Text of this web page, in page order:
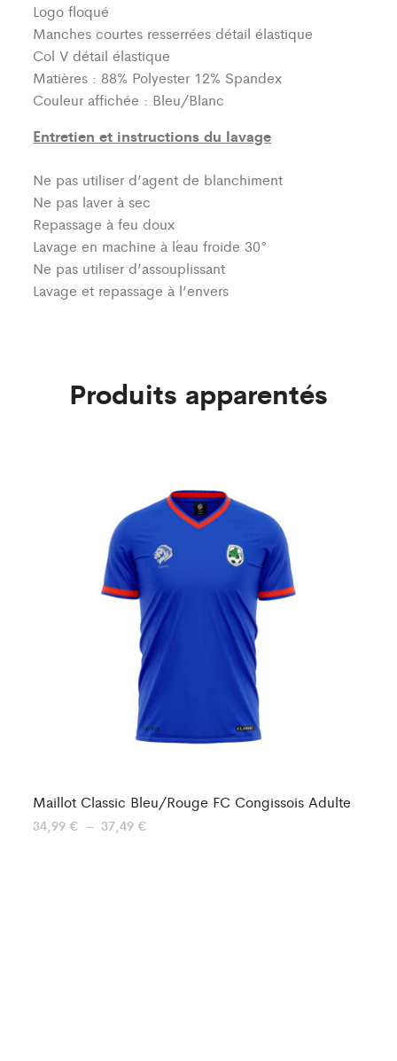
Logo floqué
Manches courtes resserrées détail élastique
Col V détail élastique
Matières : 88% Polyester 12% Spandex
Couleur affichée : Bleu/Blanc
Entretien et instructions du lavage
Ne pas utiliser d’agent de blanchiment
Ne pas laver à sec
Repassage à feu doux
Lavage en machine à l´eau froide 30°
Ne pas utiliser d’assouplissant
Lavage et repassage à l’envers
Produits apparentés
Maillot Classic Bleu/Rouge FC Congissois Adulte
34,99 € – 37,49 €